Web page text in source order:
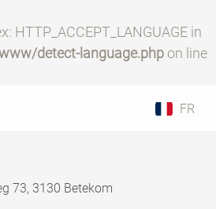
HTTP_ACCEPT_LANGUAGE in
detect-language.php on line
FR
73, 3130 Betekom